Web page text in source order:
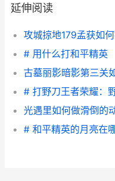
延伸阅读
攻城掠地179孟获如
# 用什么打和平精英
古墓丽影暗影第三关
# 打野刀王者荣耀：
光遇里如何做滑倒的
# 和平精英的月亮在